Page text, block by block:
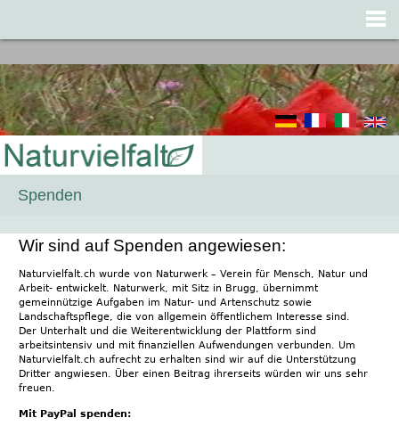
Spenden
Wir sind auf Spenden angewiesen:
Naturvielfalt.ch wurde von Naturwerk – Verein für Mensch, Natur und
Arbeit- entwickelt. Naturwerk, mit Sitz in Brugg, übernimmt
gemeinnützige Aufgaben im Natur- und Artenschutz sowie
Landschaftspflege, die von allgemein öffentlichem Interesse sind.
Der Unterhalt und die Weiterentwicklung der Plattform sind
arbeitsintensiv und mit finanziellen Aufwendungen verbunden. Um
Naturvielfalt.ch aufrecht zu erhalten sind wir auf die Unterstützung
Dritter angwiesen. Über einen Beitrag ihrerseits würden wir uns sehr
freuen.
Mit PayPal spenden: